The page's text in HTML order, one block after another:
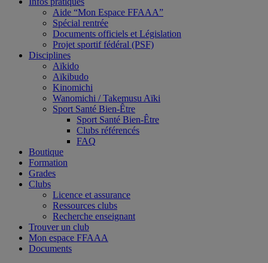
Aide “Mon Espace FFAAA”
Spécial rentrée
Documents officiels et Législation
Projet sportif fédéral (PSF)
Disciplines
Aïkido
Aïkibudo
Kinomichi
Wanomichi / Takemusu Aïki
Sport Santé Bien-Être
Sport Santé Bien-Être
Clubs référencés
FAQ
Boutique
Formation
Grades
Clubs
Licence et assurance
Ressources clubs
Recherche enseignant
Trouver un club
Mon espace FFAAA
Documents